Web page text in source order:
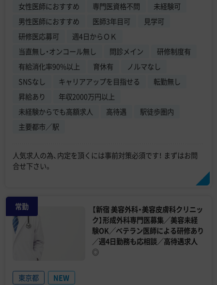
女性医師におすすめ 専門医資格不問
未経験可
男性医師におすすめ
医師3年目可
見学可
研修医応募可
週4日からＯＫ
当直無し・オンコール無し
問診メイン
研修制度有
有給消化率90%以上
育休有
ノルマなし
SNSなし
キャリアアップを目指せる
転勤無し
昇給あり
年収2000万円以上
未経験からでも高額求人
高待遇
駅徒歩圏内
主要都市／駅
人気求人の為、内定を頂くには事前対策必須です！ まずはお問
合せ下さい。
常勤
【新宿 美容外科・美容皮膚科クリニッ
ク】形成外科専門医募集／美容未経
験OK／ベテラン医師による研修あり
／週4日勤務も応相談／高待遇求人
◎
東京都 NEW